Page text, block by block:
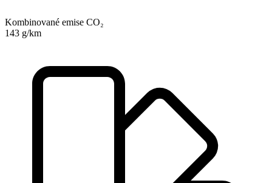
Kombinované emise CO₂
143 g/km